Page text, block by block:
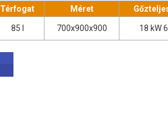
Térfogat Méret
85 l 700x900x900 18 kW